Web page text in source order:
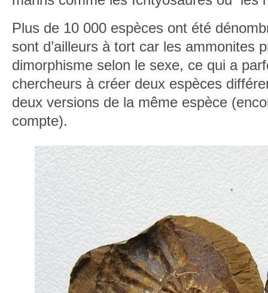
Plus de 10 000 espèces ont été
sont d’ailleurs à tort car les ammonites
dimorphisme selon le sexe, ce qui a
chercheurs à créer deux espèces
deux versions de la même espèce
compte).